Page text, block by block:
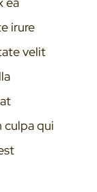
irure
velit
qui